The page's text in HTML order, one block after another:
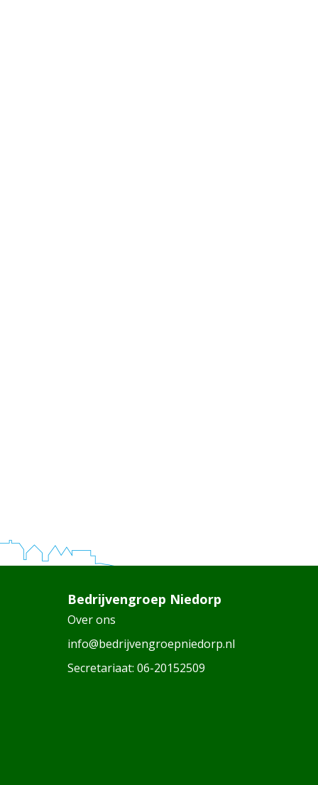
Bedrijvengroep Niedorp
Over ons
info@bedrijvengroepniedorp.nl
Secretariaat: 06-20152509